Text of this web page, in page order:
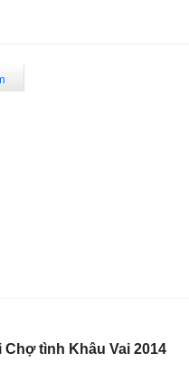
Chợ tình Khâu Vai 2014